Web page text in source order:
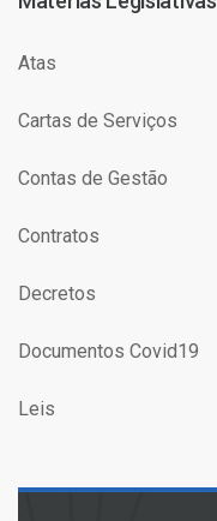
Atas
Cartas de Serviços
Contas de Gestão
Contratos
Decretos
Documentos Covid19
Leis